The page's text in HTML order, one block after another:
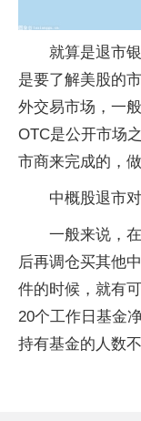
就算是退市
是要了解美股的
外交易市场，一
OTC是公开市场
市商来完成的，
中概股退市
一般来说，
后再调仓买其他
件的时候，就有
20个工作日基金
持有基金的人数